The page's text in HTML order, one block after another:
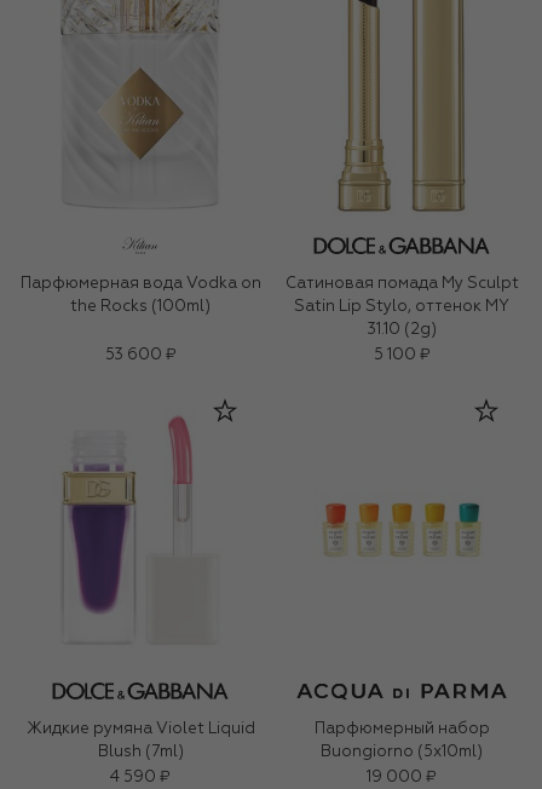
Парфюмерная вода Vodka on
the Rocks (100ml)
53 600 ₽
Сатиновая помада My Sculpt
Satin Lip Stylo, оттенок MY
31.10 (2g)
5 100 ₽
Жидкие румяна Violet Liquid
Blush (7ml)
4 590 ₽
Парфюмерный набор
Buongiorno (5x10ml)
19 000 ₽